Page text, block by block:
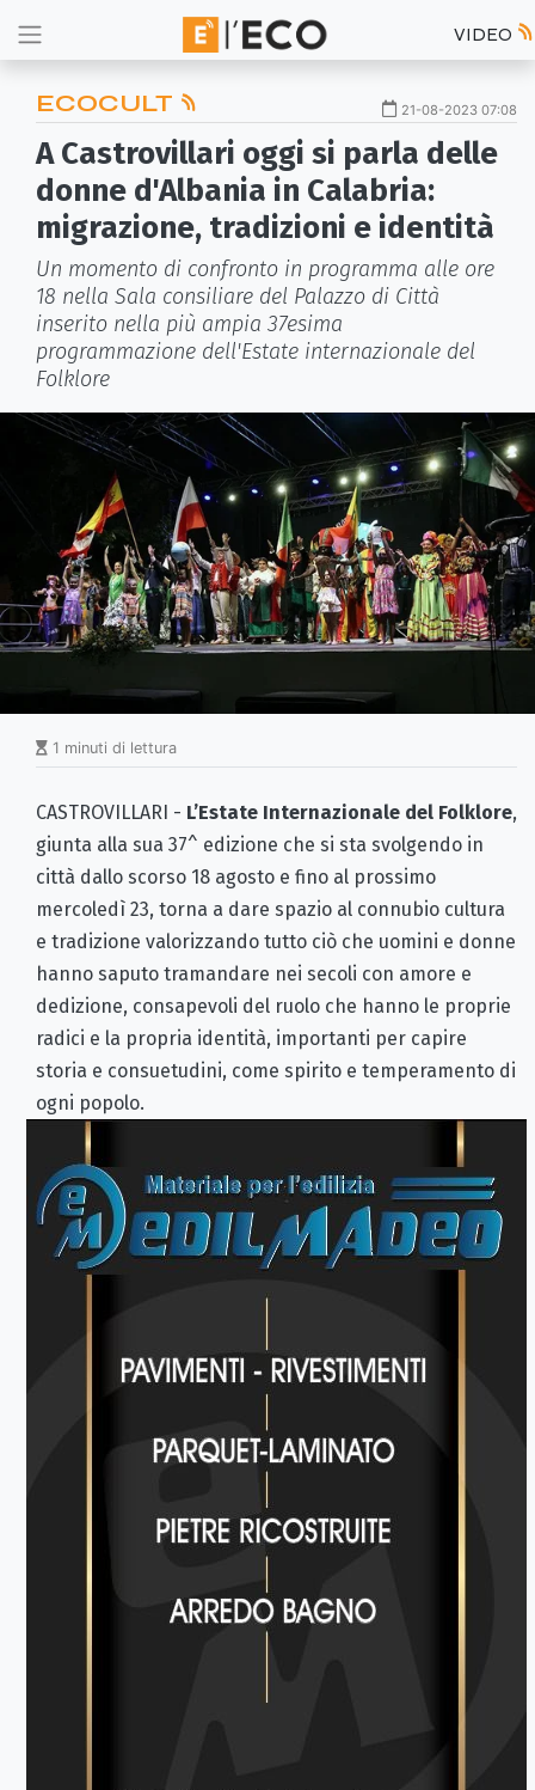
VIDEO
ECOCULT 21-08-2023 07:08
A Castrovillari oggi si parla delle
donne d'Albania in Calabria:
migrazione, tradizioni e identità
Un momento di confronto in programma alle ore
18 nella Sala consiliare del Palazzo di Città
inserito nella più ampia 37esima
programmazione dell'Estate internazionale del
Folklore
1 minuti di lettura
CASTROVILLARI - L’Estate Internazionale del Folklore,
giunta alla sua 37^ edizione che si sta svolgendo in
città dallo scorso 18 agosto e fino al prossimo
mercoledì 23, torna a dare spazio al connubio cultura
e tradizione valorizzando tutto ciò che uomini e donne
hanno saputo tramandare nei secoli con amore e
dedizione, consapevoli del ruolo che hanno le proprie
radici e la propria identità, importanti per capire
storia e consuetudini, come spirito e temperamento di
ogni popolo.